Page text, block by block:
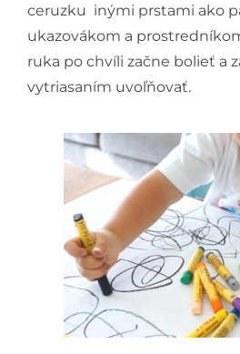
ceruzku inými prstami ako
ukazovákom a
ruka po chvíli začne bolieť a
vytriasaním uvoľňovať.